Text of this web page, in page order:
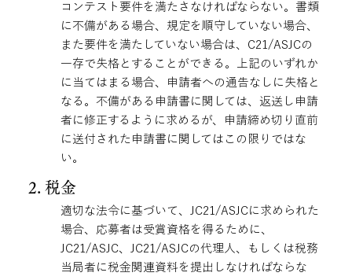
コンテスト要件を満たさなければならない。書類
に不備がある場合、規定を順守していない場合、
また要件を満たしていない場合は、C21/ASJCの
一存で失格とすることができる。上記のいずれか
に当てはまる場合、申請者への通告なしに失格と
なる。不備がある申請書に関しては、返送し申請
者に修正するように求めるが、申請締め切り直前
に送付された申請書に関してはこの限りではな
い。
2. ​税金
適切な法令に基づいて、JC21/ASJCに求められた
場合、応募者は受賞資格を得るために、
JC21/ASJC、JC21/ASJCの代理人、もしくは税務
当局者に税金関連資料を提出しなければならな